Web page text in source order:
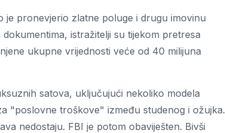
je pronevjerio zlatne poluge i drugu imovinu
istražitelji su tijekom pretresa
ukupne vrijednosti veće od 40 milijuna
satova, uključujući nekoliko modela
"poslovne troškove" između studenog i ožujka.
nedostaju. FBI je potom obaviješten. Bivši